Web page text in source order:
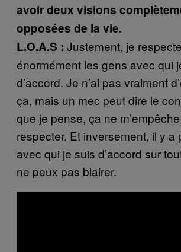
avoir deux visions
opposées de la vie.
L.O.A.S : Justement, je respecte
énormément les gens avec qui
d’accord. Je n’ai pas vraiment
ça, mais un mec peut dire le
que je pense, ça ne
respecter. Et inversement, il y a
avec qui je suis d’accord sur
ne peux pas blairer.